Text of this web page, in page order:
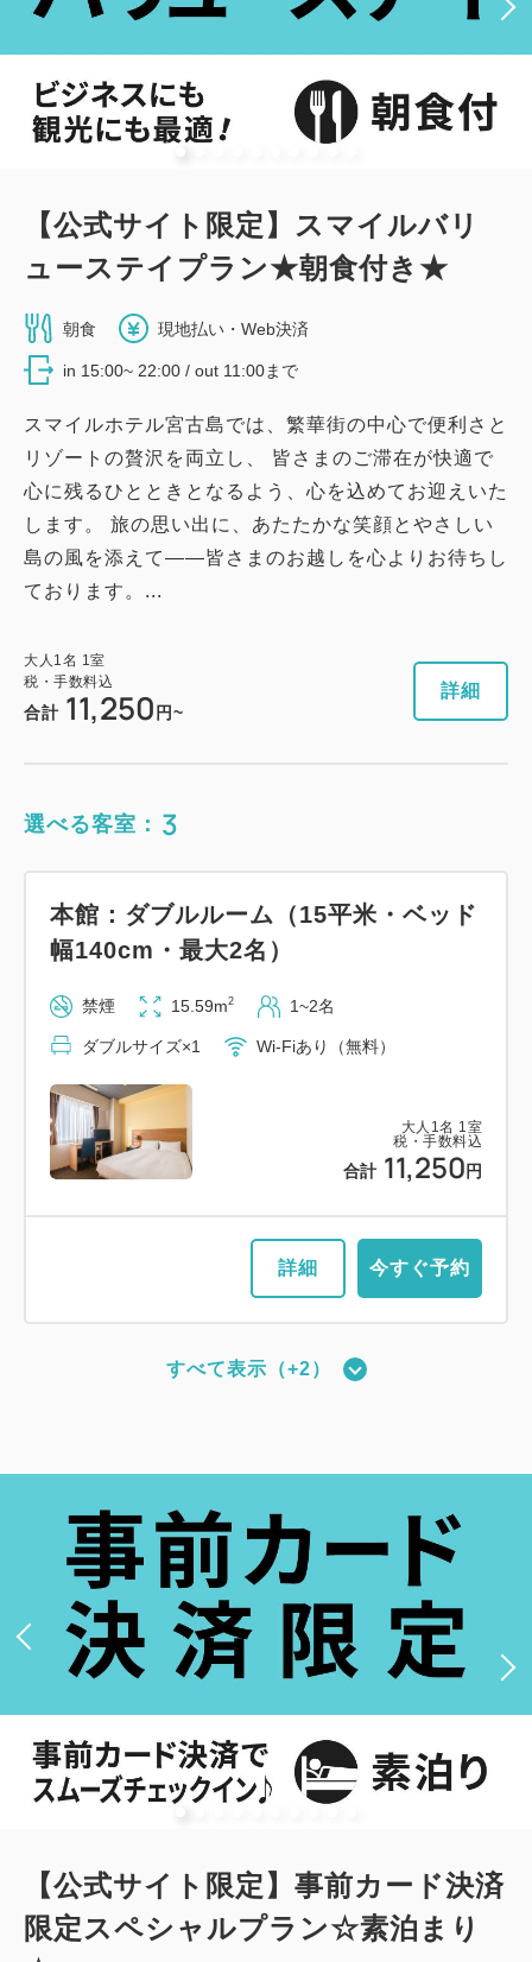
10,140
詳細 今すぐ予約
税・手数料込
合計 10,680 円
新館：和室（19平米・布団・最大2
【公式サイト限定】スマイルバリ
ューステイプラン★朝食付き★
朝食 現地払い・Web決済
in 15:00~ 22:00 / out 11:00まで
スマイルホテル宮古島では、繁華街の中心で便利さと
リゾートの贅沢を両立し、 皆さまのご滞在が快適で
心に残るひとときとなるよう、心を込めてお迎えいた
します。 旅の思い出に、あたたかな笑顔とやさしい
島の風を添えて——皆さまのお越しを心よりお待ちし
ております。...
大人 1名 1室
税・手数料込
合計 11,250 円~
詳細
選べる客室： 3
大人 1名 1室
税・手数料込
合計 11,250 円
本館：ダブルルーム（15平米・ベッド
幅140cm・最大2名）
禁煙 15.59m2 1~2名
ダブルサイズ×1 Wi-Fiあり（無料）
詳細 今すぐ予約
大人 1名
税・手数料込
11,790
セミダブルサイズ / 幅100-120cm×2
Wi-Fiあり（無料）
詳細 今すぐ予約
新館：和室（19平米・布団・最大2
すべて表示（+2）
【公式サイト限定】事前カード決済
限定スペシャルプラン☆素泊まり